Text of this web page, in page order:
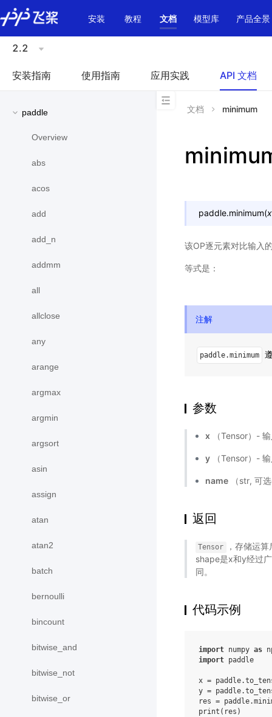
\u200E
安装
教程 文档 模型库 产品全景
2.2
安装指南 使用指南 应用实践 API 文档
paddle
Overview
abs
acos
add
add_n
addmm
all
allclose
any
arange
argmax
argmin
argsort
asin
assign
atan
atan2
batch
bernoulli
bincount
bitwise_and
bitwise_not
bitwise_or
文档 minimum
paddle.minimum(x
该OP逐元素对比输入
等式是：
注解
paddle.minimum
参数
x （Tensor）-
y （Tensor）-
name （str, 可
返回
Tensor
，存储运
shape是x和y经过
同。
代码示例
import numpy as
import paddle
x = paddle.
y = paddle.
res = paddle.
print ( res )